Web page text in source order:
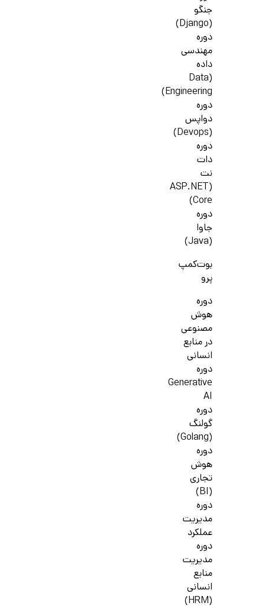
جنگو
(Django)
دوره
مهندسی
داده
(Data
Engineering)
دوره
دواپس
(Devops)
دوره
دات
نت
(ASP.NET
Core)
دوره
جاوا
(Java)
بوت‌کمپ
پرو
دوره
هوش
مصنوعی
در منابع
انسانی
دوره
Generative
AI
دوره
گولنگ
(Golang)
دوره
هوش
تجاری
(BI)
دوره
مدیریت
عملکرد
دوره
مدیریت
منابع
انسانی
(HRM)